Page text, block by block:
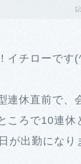
イチローです
連休直前で、
ころで10連休
が出勤にな